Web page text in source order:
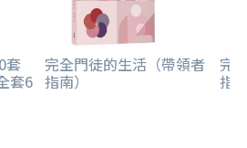
套
套6
完全門徒的生活（帶領者
指南）
完
指